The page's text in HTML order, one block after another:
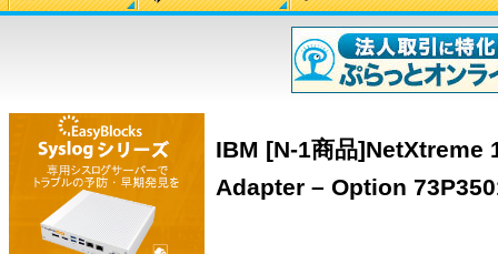
IBM [N-1商品
Adapter – Option